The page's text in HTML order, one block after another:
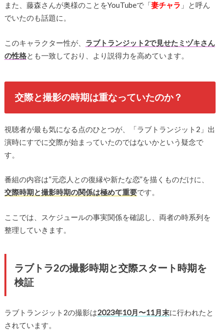
また、藤森さんが奥様のことをYouTubeで「妻チャラ 」と呼ん
でいたのも話題に。
このキャラクター性が、 ラブトランジット2で見せたミヅキさん
の性格とも一致しており、より説得力を高めています。
交際と撮影の時期は重なっていたのか？
視聴者が最も気になる点のひとつが、「ラブトランジット2」出
演時にすでに交際が始まっていたのではないかという疑念で
す。
番組の内容は“元恋人との復縁や新たな恋”を描くものだけに、
交際時期と撮影時期の関係は極めて重要です。
ここでは、スケジュールの事実関係を確認し、両者の時系列を
整理していきます。
ラブトラ2の撮影時期と交際スタート時期を
検証
ラブトランジット2の撮影は2023年10月〜11月末に行われたと
されています。